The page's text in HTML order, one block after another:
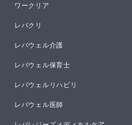
ワークリア
レバクリ
レバウェル介護
レバウェル保育士
レバウェルリハビリ
レバウェル医師